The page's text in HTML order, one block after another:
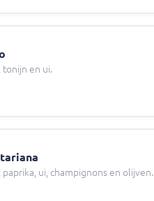
tonijn en ui.
paprika, ui, champignons en olijven.